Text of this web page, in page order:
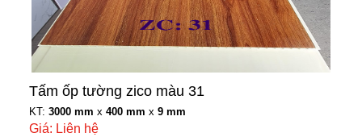
Tấm ốp tường zico màu 31
KT: 3000 mm x 400 mm x 9 mm
Giá: Liên hệ